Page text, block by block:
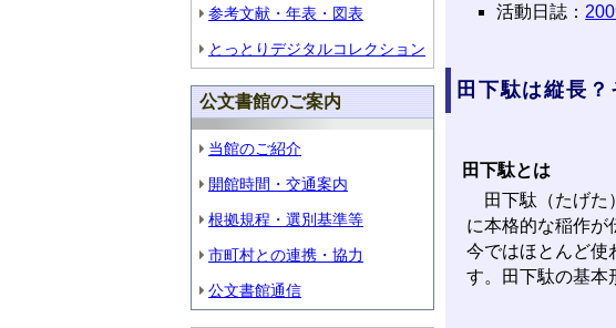
参考文献・年表・図表
とっとりデジタルコレクション
公文書館のご案内
当館のご紹介
開館時間・交通案内
根拠規程・選別基準等
市町村との連携・協力
公文書館通信
活動日誌：
田下駄は縦長？
田下駄とは
田下駄（たげた
に本格的な稲作が
今ではほとんど使
す。田下駄の基本